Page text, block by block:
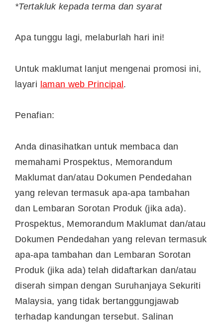
*Tertakluk kepada terma dan syarat
Apa tunggu lagi, melaburlah hari ini!
Untuk maklumat lanjut mengenai promosi ini,
layari laman web Principal.
Penafian:
Anda dinasihatkan untuk membaca dan
memahami Prospektus, Memorandum
Maklumat dan/atau Dokumen Pendedahan
yang relevan termasuk apa-apa tambahan
dan Lembaran Sorotan Produk (jika ada).
Prospektus, Memorandum Maklumat dan/atau
Dokumen Pendedahan yang relevan termasuk
apa-apa tambahan dan Lembaran Sorotan
Produk (jika ada) telah didaftarkan dan/atau
diserah simpan dengan Suruhanjaya Sekuriti
Malaysia, yang tidak bertanggungjawab
terhadap kandungan tersebut. Salinan